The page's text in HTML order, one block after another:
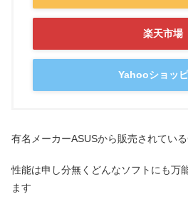
楽天市場
Yahooショッ
有名メーカーASUSから販売されてい
性能は申し分無くどんなソフトにも万
ます